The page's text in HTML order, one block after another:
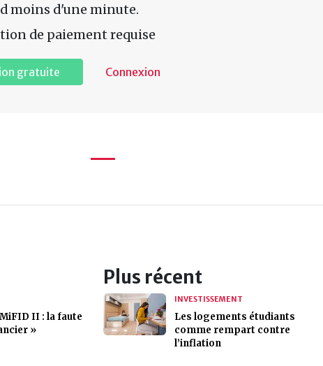
moins d'une minute.
de paiement requise
gratuite Connexion
II : la faute
»
Plus récent
INVESTISSEMENT
Les logements étudiants
comme rempart contre
l’inflation